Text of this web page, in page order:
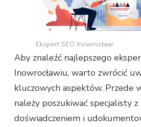
Ekspert SEO Inowrocław
Aby znaleźć najlepszego
Inowrocławiu, warto zwrócić
kluczowych aspektów. Przede
należy poszukiwać specjalisty z
doświadczeniem i